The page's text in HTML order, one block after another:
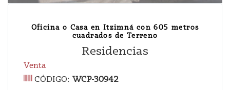
Oficina o Casa en Itzimná con 605 metros
cuadrados de Terreno
Residencias
Venta
CÓDIGO: WCP-30942